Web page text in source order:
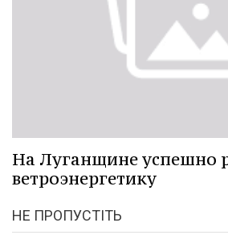
На Луганщине успешно
ветроэнергетику
НЕ ПРОПУСТІТЬ